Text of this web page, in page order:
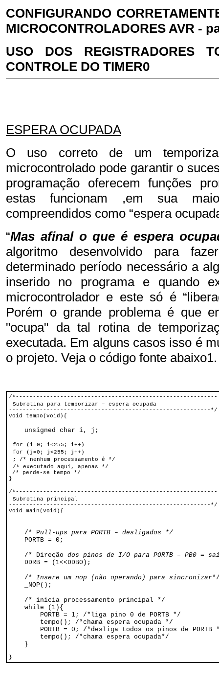
CONFIGURANDO
MICROCONTROLADORES AVR -
USO DOS REGISTRADORES
CONTROLE DO TIMER0
ESPERA OCUPADA
O uso correto de um
microcontrolado pode garantir o
programação oferecem funções
estas funcionam ,em sua
compreendidos como “espera
“Mas afinal o que é espera
algoritmo desenvolvido para
determinado período necessário a
inserido no programa e quando
microcontrolador e este só é
Porém o grande problema é que
"ocupa" da tal rotina de
executada. Em alguns casos isso é
o projeto. Veja o código fonte abaixo1.
/*-----------------------------------------------------------
Subrotina para temporizar – espera ocupada
-----------------------------------------------------------*/
void tempo(void){
unsigned char i, j;
for (i=0; i<255; i++)
for (j=0; j<255; j++)
; /* nenhum processamento é */
/* executado aqui, apenas */
/* perde-se tempo */
}
/*-----------------------------------------------------------
Subrotina principal
-----------------------------------------------------------*/
void main(void){
/* Pull-ups para PORTB – desligados */
PORTB = 0;
/* Direção dos pinos de I/O para PORTB – PB0 =
DDRB = (1<<DDB0);
/* Insere um nop (não operando) para sincronizar
_NOP();
/* inicia processamento principal */
while (1){
PORTB = 1; /*liga pino 0 de PORTB */
tempo(); /*chama espera ocupada */
PORTB = 0; /*desliga todos os pinos de PORTB
tempo(); /*chama espera ocupada*/
}
}